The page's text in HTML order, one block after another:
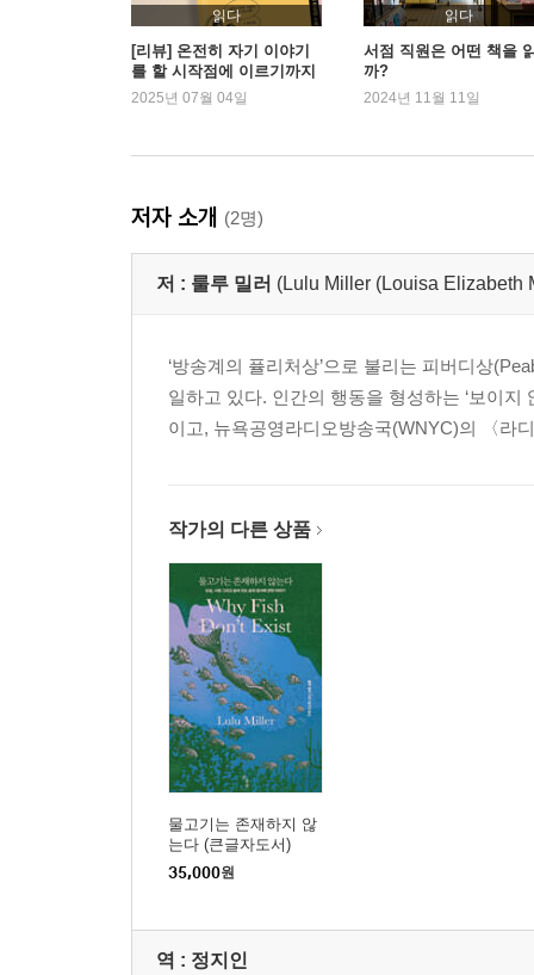
주석
읽다
[리뷰] 온전히 자기 이야기
를 할 시작점에 이르기까지
2025년 07월 04일
읽다
서점 직원은 어떤 책을
까?
2024년 11월 11일
저자 소개 (2명)
저 : 룰루 밀러 (Lulu Miller (Louisa Elizabeth
‘방송계의 퓰리처상’으로 불리는 피버디상
일하고 있다. 인간의 행동을 형성하는 ‘보이
이고, 뉴욕공영라디오방송국(WNYC)의 〈라
작가의 다른 상품
물고기는 존재하지 않
는다 (큰글자도서)
35,000원
역 : 정지인